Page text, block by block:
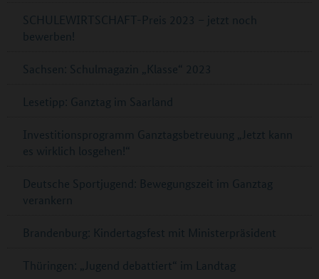
SCHULEWIRTSCHAFT-Preis 2023 – jetzt noch
bewerben!
Sachsen: Schulmagazin „Klasse“ 2023
Lesetipp: Ganztag im Saarland
Investitionsprogramm Ganztagsbetreuung „Jetzt kann
es wirklich losgehen!“
Deutsche Sportjugend: Bewegungszeit im Ganztag
verankern
Brandenburg: Kindertagsfest mit Ministerpräsident
Thüringen: „Jugend debattiert“ im Landtag